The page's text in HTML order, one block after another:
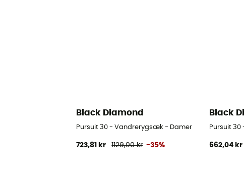
Black Diamond
Pursuit 30 - Vandrerygsæk - Damer
723,81 kr 1129,00 kr -35%
Black
Pursuit
662,04 kr